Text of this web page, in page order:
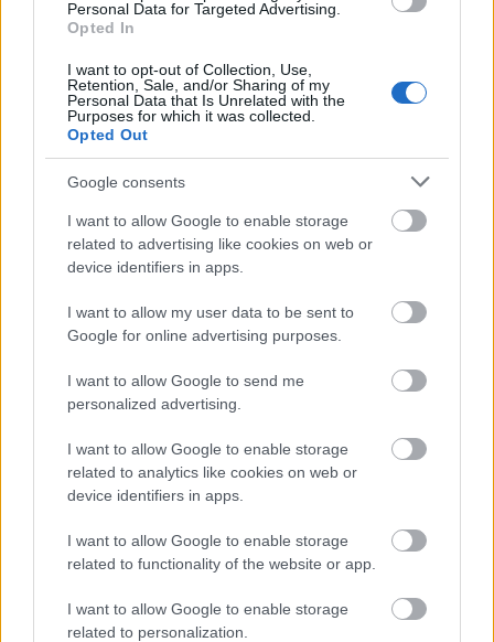
Personal Data for Targeted Advertising.
Opted In
I want to opt-out of Collection, Use,
Retention, Sale, and/or Sharing of my
Personal Data that Is Unrelated with the
Purposes for which it was collected.
Opted Out
Google consents
I want to allow Google to enable storage
related to advertising like cookies on web or
device identifiers in apps.
I want to allow my user data to be sent to
Google for online advertising purposes.
I want to allow Google to send me
personalized advertising.
I want to allow Google to enable storage
related to analytics like cookies on web or
device identifiers in apps.
I want to allow Google to enable storage
related to functionality of the website or app.
I want to allow Google to enable storage
related to personalization.
Υβριδικό μοντέλο εργασίας
Ανταγωνιστικό πακέτοσυνολικής αποζημίωσης
Ασφάλιση υγείας και ζωής
κάνει να νιώθετε άνετα και ντυθείτε για την
ημέρα σας
Κινητό τηλέφωνο και laptop εταιρείας
Επιπλέον ημέρες ετήσιας άδειας
άνω)
Επιλεξιμότητα μπόνους απόδοσης
διαχειριστή και άνω)
διατροφολόγος